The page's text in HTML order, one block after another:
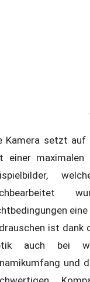
Kamera setzt auf
einer
ist dank
auch bei
und